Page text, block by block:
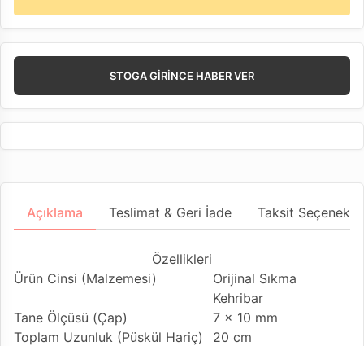
STOGA GIRINCE HABER VER
Açıklama Teslimat & Geri İade Taksit
Özellikleri
Ürün Cinsi (Malzemesi)
Orijinal Sıkma
Kehribar
Tane Ölçüsü (Çap)
7 x 10 mm
Toplam Uzunluk (Püskül Hariç)
20 cm